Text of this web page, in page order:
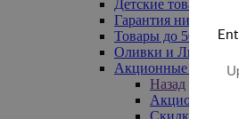
Детские товары
Гарантия низкой
Товары до 500 руб
Оливки и Лимоны
Акционные товары
Назад
Акционные
Скидка 20%